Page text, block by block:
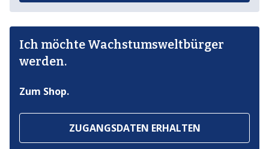
Ich möchte Wachstumsweltbürger
werden.
Zum Shop.
ZUGANGSDATEN ERHALTEN